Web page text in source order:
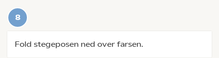
Fold stegeposen ned over farsen.